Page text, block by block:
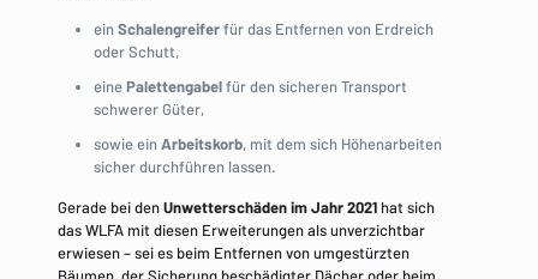
einSchalengreiferfür das Entfernen von Erdreich
oder Schutt,
einePalettengabelfür den sicheren Transport
schwerer Güter,
sowie einArbeitskorb, mit dem sich Höhenarbeiten
sicher durchführen lassen.
Gerade bei denUnwetterschäden im Jahr 2021 hat sich
das WLFA mit diesen Erweiterungen als unverzichtbar
erwiesen – sei es beim Entfernen von umgestürzten